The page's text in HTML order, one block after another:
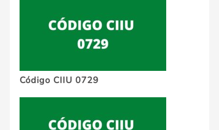
Código CIIU 0729